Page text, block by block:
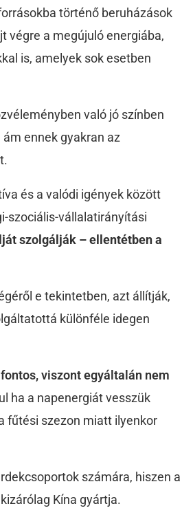
történő beruházások
végre a megújuló energiába,
is, amelyek sok esetben
való jó színben
ennek gyakran az
és a valódi igények között
szociális-vállalatirányítási
szolgálják – ellentétben a
e tekintetben, azt állítják,
különféle idegen
viszont egyáltalán nem
ha a napenergiát vesszük
fűtési szezon miatt ilyenkor
számára, hiszen a
Kína gyártja.